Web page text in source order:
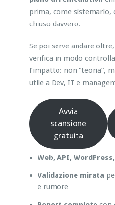
prima, come sistemarlo,
chiuso davvero.
Se poi serve andare
verifica in modo
l’impatto: non “teoria”,
utile a Dev, IT e
Avvia
scansione
gratuita
Web, API,
Validazione mirata
e rumore